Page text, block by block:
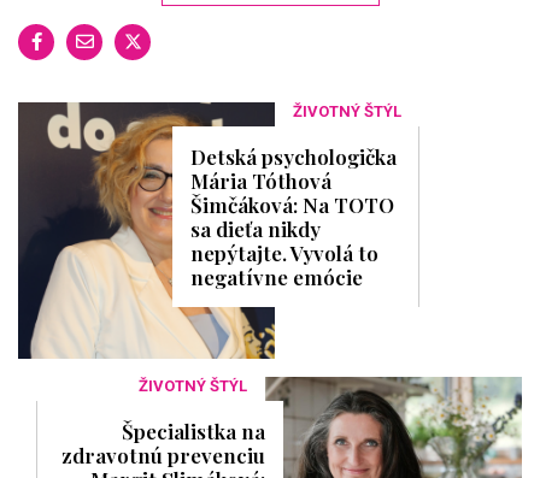
ŽIVOTNÝ ŠTÝL
Detská psychologička
Mária Tóthová
Šimčáková: Na TOTO
sa dieťa nikdy
nepýtajte. Vyvolá to
negatívne emócie
ŽIVOTNÝ ŠTÝL
Špecialistka na
zdravotnú prevenciu